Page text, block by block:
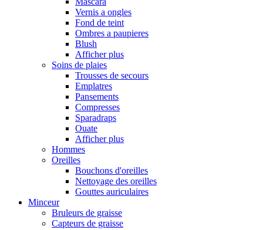
Vernis a ongles
Fond de teint
Ombres a paupieres
Blush
Afficher plus
Soins de plaies
Trousses de secours
Emplatres
Pansements
Compresses
Sparadraps
Ouate
Afficher plus
Hommes
Oreilles
Bouchons d'oreilles
Nettoyage des oreilles
Gouttes auriculaires
Minceur
Bruleurs de graisse
Capteurs de graisse